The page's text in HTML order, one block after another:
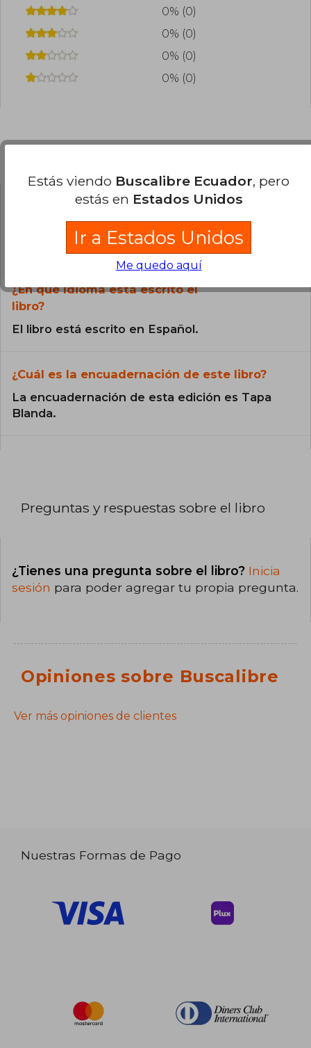
0% (0)
0% (0)
0% (0)
0% (0)
Todos los libros de nuestro
catálogo son Originales.
¿En qué Idioma está escrito el
libro?
El libro está escrito en Español.
¿Cuál es la encuadernación de este libro?
La encuadernación de esta edición es Tapa
Blanda.
Preguntas y respuestas sobre el libro
¿Tienes una pregunta sobre el libro? Inicia
sesión para poder agregar tu propia pregunta.
Opiniones sobre Buscalibre
Ver más opiniones de clientes
Nuestras Formas de Pago
Estás viendo Buscalibre Ecuador, pero
estás en Estados Unidos
Ir a Estados Unidos
Me quedo aquí